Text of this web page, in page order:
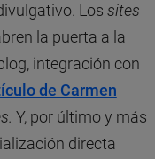
Los sites
la puerta a la
integración con
de Carmen
Y, por último y más
directa